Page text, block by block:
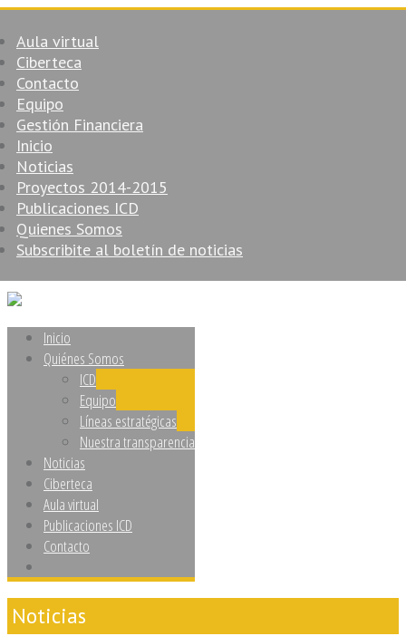
Aula virtual
Ciberteca
Contacto
Equipo
Gestión Financiera
Inicio
Noticias
Proyectos 2014-2015
Publicaciones ICD
Quienes Somos
Subscribite al boletín de noticias
Inicio
Quiénes Somos
ICD
Equipo
Líneas estratégicas
Nuestra transparencia
Noticias
Ciberteca
Aula virtual
Publicaciones ICD
Contacto
Noticias